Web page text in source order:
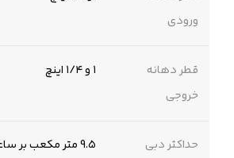
ورودی
قطر دهانه
خروجی
۱ و ۱/۴ اینچ
حداکثر دبی 9.5 متر مکعب بر ساعت